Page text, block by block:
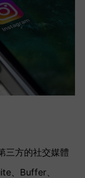
三方的社交媒體
、Buffer、